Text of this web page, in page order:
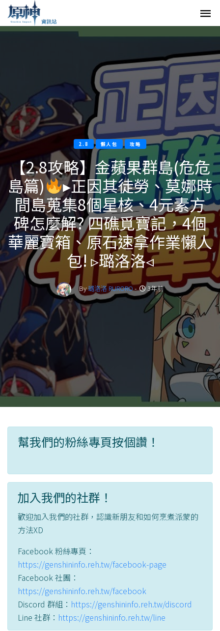
2.8 懶人包 攻略
【2.8攻略】金蘋果群島(危危
島篇)
▸正因其徒勞、莫娜時
間島蒐集8個星核、4元素方
碑怎麼解? 四礁覓寶記，4個
華麗寶箱、原石速拿作業懶人
包! ▹璐洛洛◃
By璐洛洛 RURORO- 3年前
幫我們的粉絲專頁按個讚！
加入我們的社群！
歡迎加入我們的社群，認識新朋友和如何烹煮派蒙的
方法XD
Facebook 粉絲專頁：
https://genshininfo.reh.tw/facebook-page
Facebook 社團：
https://genshininfo.reh.tw/facebook
Discord 群組： https://genshininfo.reh.tw/discord
Line 社群： https://genshininfo.reh.tw/line